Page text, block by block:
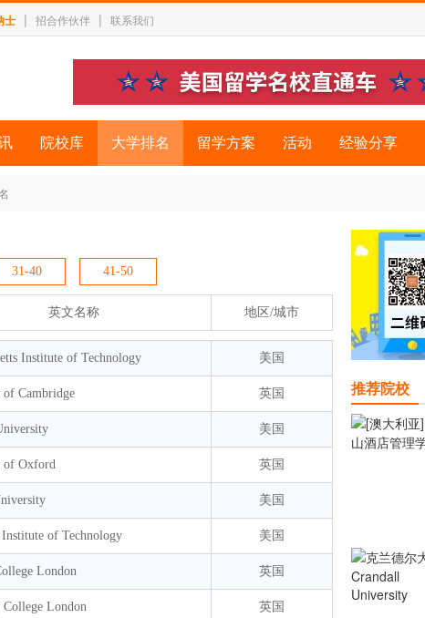
士 | 招合作伙伴 | 联系我们
院校库 大学排名 留学方案 活动 经验分享
31-40 41-50
英文名称 地区/城市
Institute of Technology 美国
Cambridge 英国
美国
of Oxford 英国
美国
of Technology 美国
London 英国
London 英国
推荐院校